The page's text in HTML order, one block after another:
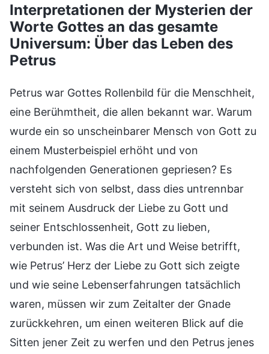
Interpretationen der Mysterien der
Worte Gottes an das gesamte
Universum: Über das Leben des
Petrus
Petrus war Gottes Rollenbild für die Menschheit,
eine Berühmtheit, die allen bekannt war. Warum
wurde ein so unscheinbarer Mensch von Gott zu
einem Musterbeispiel erhöht und von
nachfolgenden Generationen gepriesen? Es
versteht sich von selbst, dass dies untrennbar
mit seinem Ausdruck der Liebe zu Gott und
seiner Entschlossenheit, Gott zu lieben,
verbunden ist. Was die Art und Weise betrifft,
wie Petrus’ Herz der Liebe zu Gott sich zeigte
und wie seine Lebenserfahrungen tatsächlich
waren, müssen wir zum Zeitalter der Gnade
zurückkehren, um einen weiteren Blick auf die
Sitten jener Zeit zu werfen und den Petrus jenes